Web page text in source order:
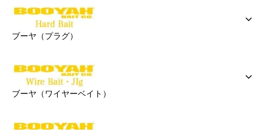
ブーヤ（プラグ）
ブーヤ（ワイヤーベイト）